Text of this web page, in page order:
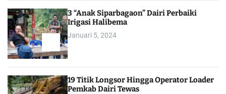
3 “Anak Siparbagaon” Dairi Perbaiki
Irigasi Halibema
Januari 5, 2024
19 Titik Longsor Hingga Operator Loader
Pemkab Dairi Tewas